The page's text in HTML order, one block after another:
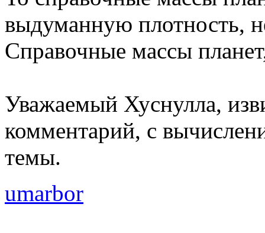
выдуманную плотность,
Справочные массы
Уважаемый Хуснулла,
комментарий, с
темы.
umarbor